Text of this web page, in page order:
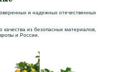
и надежных отечественных
качества из безопасных материалов,
и России.